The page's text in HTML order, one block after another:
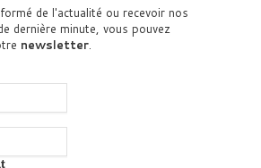
de l'actualité ou recevoir nos
dernière minute, vous pouvez
newsletter.